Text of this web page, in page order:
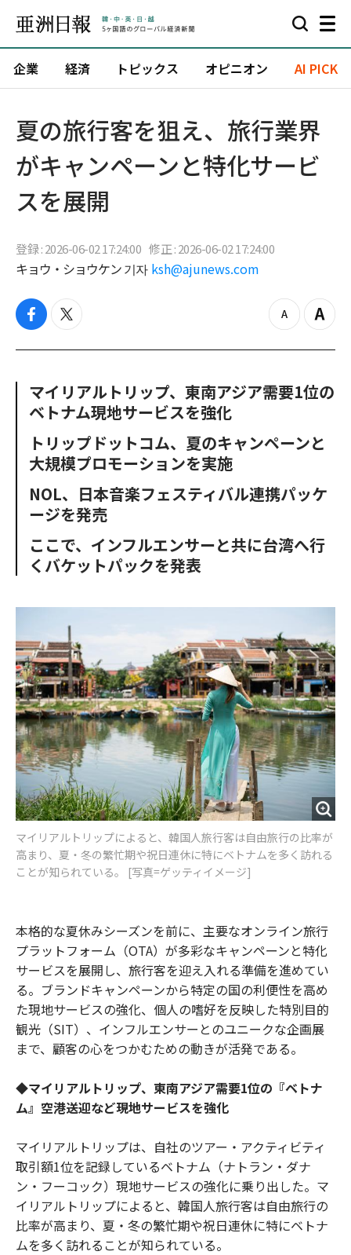
企業 経済 トピックス オピニオン AI PICK
夏の旅行客を狙え、旅行業界
がキャンペーンと特化サービ
スを展開
登録 : 2026-06-02 17:24:00 修正 : 2026-06-02 17:24:00
キョウ・ショウケン 기자 ksh@ajunews.com
f
c
o
o
t
i
e
r
z
o
u
Z
o
n
マイリアルトリップ、東南アジア需要1位の
ベトナム現地サービスを強化
トリップドットコム、夏のキャンペーンと
大規模プロモーションを実施
NOL、日本音楽フェスティバル連携パッケ
ージを発売
ここで、インフルエンサーと共に台湾へ行
くバケットパックを発表
マイリアルトリップによると、韓国人旅行客は自由旅行の比率が
高まり、夏・冬の繁忙期や祝日連休に特にベトナムを多く訪れる
ことが知られている。 [写真=ゲッティイメージ]
本格的な夏休みシーズンを前に、主要なオンライン旅行
プラットフォーム（OTA）が多彩なキャンペーンと特化
サービスを展開し、旅行客を迎え入れる準備を進めてい
る。ブランドキャンペーンから特定の国の利便性を高め
た現地サービスの強化、個人の嗜好を反映した特別目的
観光（SIT）、インフルエンサーとのユニークな企画展
まで、顧客の心をつかむための動きが活発である。
◆マイリアルトリップ、東南アジア需要1位の『ベトナ
ム』空港送迎など現地サービスを強化
マイリアルトリップは、自社のツアー・アクティビティ
取引額1位を記録しているベトナム（ナトラン・ダナ
ン・フーコック）現地サービスの強化に乗り出した。マ
イリアルトリップによると、韓国人旅行客は自由旅行の
比率が高まり、夏・冬の繁忙期や祝日連休に特にベトナ
ムを多く訪れることが知られている。